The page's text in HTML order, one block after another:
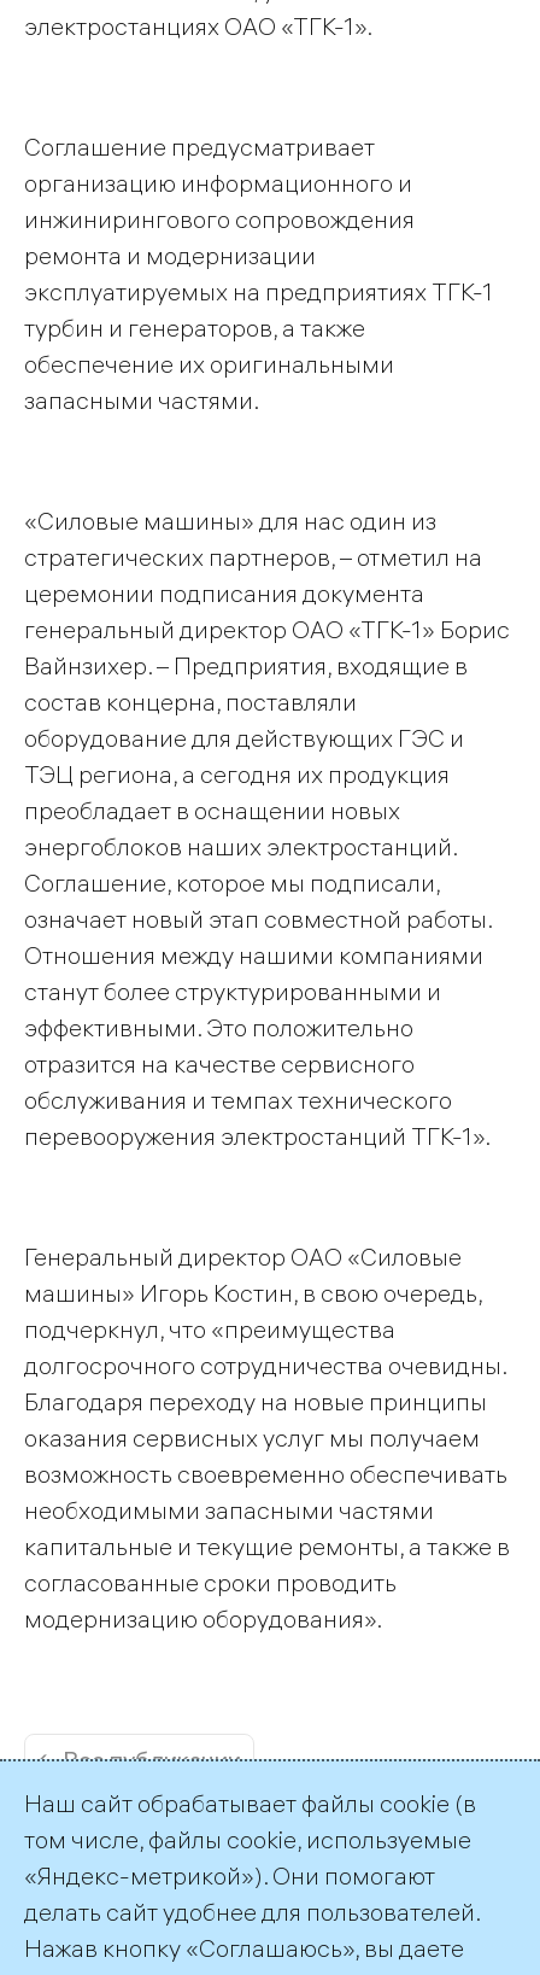
электростанциях ОАО «ТГК-1».
Соглашение предусматривает
организацию информационного и
инжинирингового сопровождения
ремонта и модернизации
эксплуатируемых на предприятиях ТГК-1
турбин и генераторов, а также
обеспечение их оригинальными
запасными частями.
«Силовые машины» для нас один из
стратегических партнеров, – отметил на
церемонии подписания документа
генеральный директор ОАО «ТГК-1» Борис
Вайнзихер. – Предприятия, входящие в
состав концерна, поставляли
оборудование для действующих ГЭС и
ТЭЦ региона, а сегодня их продукция
преобладает в оснащении новых
энергоблоков наших электростанций.
Соглашение, которое мы подписали,
означает новый этап совместной работы.
Отношения между нашими компаниями
станут более структурированными и
эффективными. Это положительно
отразится на качестве сервисного
обслуживания и темпах технического
перевооружения электростанций ТГК-1».
Генеральный директор ОАО «Силовые
машины» Игорь Костин, в свою очередь,
подчеркнул, что «преимущества
долгосрочного сотрудничества очевидны.
Благодаря переходу на новые принципы
оказания сервисных услуг мы получаем
возможность своевременно обеспечивать
необходимыми запасными частями
капитальные и текущие ремонты, а также в
согласованные сроки проводить
модернизацию оборудования».
← Все публикации
Пресс-служба ТГК-1
Наш сайт обрабатывает файлы cookie (в
том числе, файлы cookie, используемые
«Яндекс-метрикой»). Они помогают
делать сайт удобнее для пользователей.
Нажав кнопку «Соглашаюсь», вы даете